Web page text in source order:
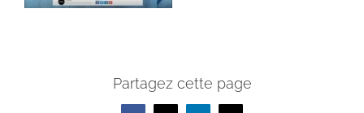
Partagez cette page